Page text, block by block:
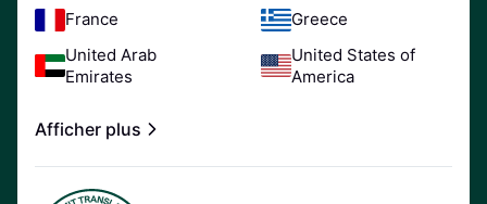
France
Greece
United Arab
Emirates
United States of
America
Afficher plus